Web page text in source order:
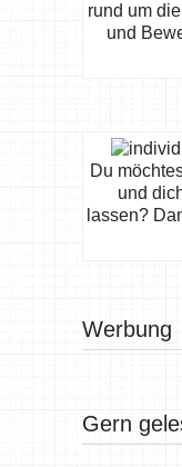
rund um
und
Du
und
lassen?
Werbung
Gern